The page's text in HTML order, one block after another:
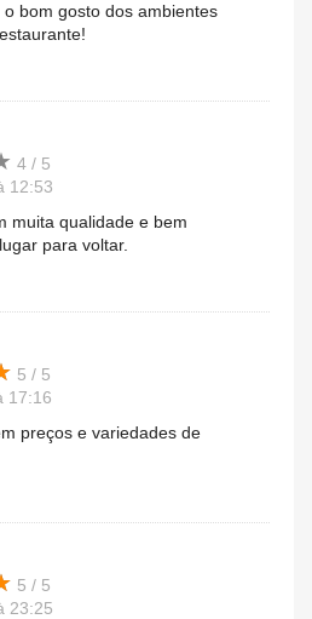
bom gosto dos ambientes
4 / 5
12:53
muita qualidade e bem
para voltar.
5 / 5
17:16
preços e variedades de
5 / 5
23:25